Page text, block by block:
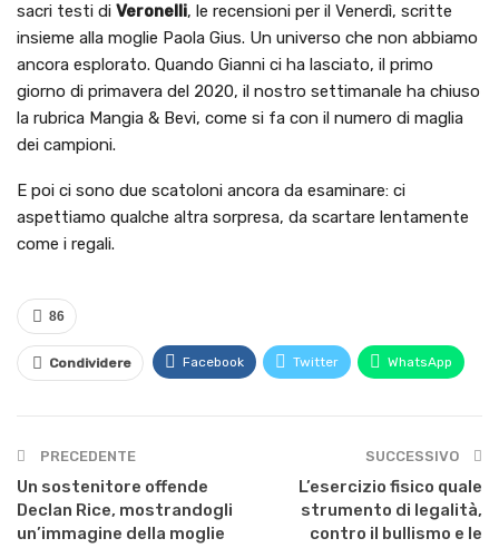
sacri testi di Veronelli, le recensioni per il Venerdì, scritte
insieme alla moglie Paola Gius. Un universo che non abbiamo
ancora esplorato. Quando Gianni ci ha lasciato, il primo
giorno di primavera del 2020, il nostro settimanale ha chiuso
la rubrica Mangia & Bevi, come si fa con il numero di maglia
dei campioni.
E poi ci sono due scatoloni ancora da esaminare: ci
aspettiamo qualche altra sorpresa, da scartare lentamente
come i regali.
86
Condividere Facebook Twitter WhatsApp
PRECEDENTE
Un sostenitore offende
Declan Rice, mostrandogli
un’immagine della moglie
SUCCESSIVO
L’esercizio fisico quale
strumento di legalità,
contro il bullismo e le